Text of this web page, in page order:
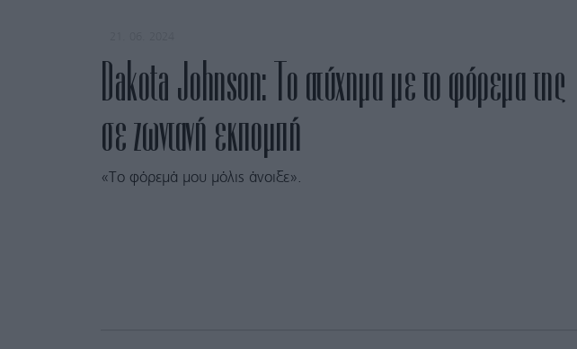
Dakota Johnson: Το ατύχημα με το φόρεμα της
σε ζωντανή εκπομπή
«Το φόρεμά μου μόλις άνοιξε».